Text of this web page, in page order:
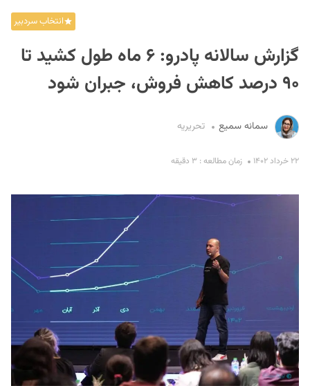
انتخاب سردبیر
گزارش سالانه پادرو: ۶ ماه طول کشید تا
۹۰ درصد کاهش فروش، جبران شود
سمانه سمیع تحریریه
۲۲ خرداد ۱۴۰۲ زمان مطالعه : ۳ دقیقه